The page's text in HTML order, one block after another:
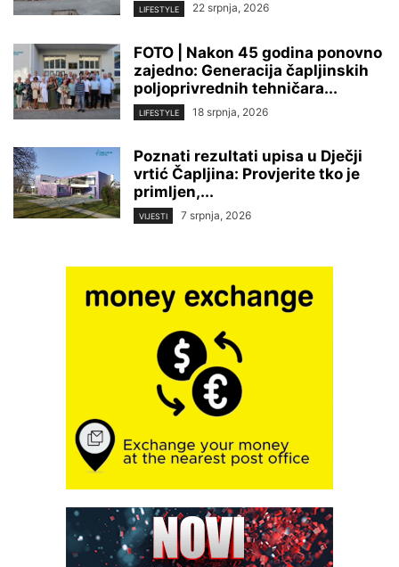
LIFESTYLE 22 srpnja, 2026
FOTO | Nakon 45 godina ponovno
zajedno: Generacija čapljinskih
poljoprivrednih tehničara...
LIFESTYLE 18 srpnja, 2026
Poznati rezultati upisa u Dječji
vrtić Čapljina: Provjerite tko je
primljen,...
VIJESTI 7 srpnja, 2026